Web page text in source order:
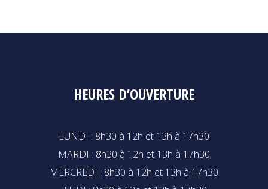
HEURES D’OUVERTURE
LUNDI : 8h30 à 12h et 13h à 17h30
MARDI : 8h30 à 12h et 13h à 17h30
MERCREDI : 8h30 à 12h et 13h à 17h30